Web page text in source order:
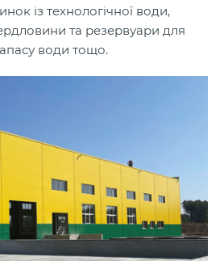
із технологічної води,
та резервуари для
води тощо.